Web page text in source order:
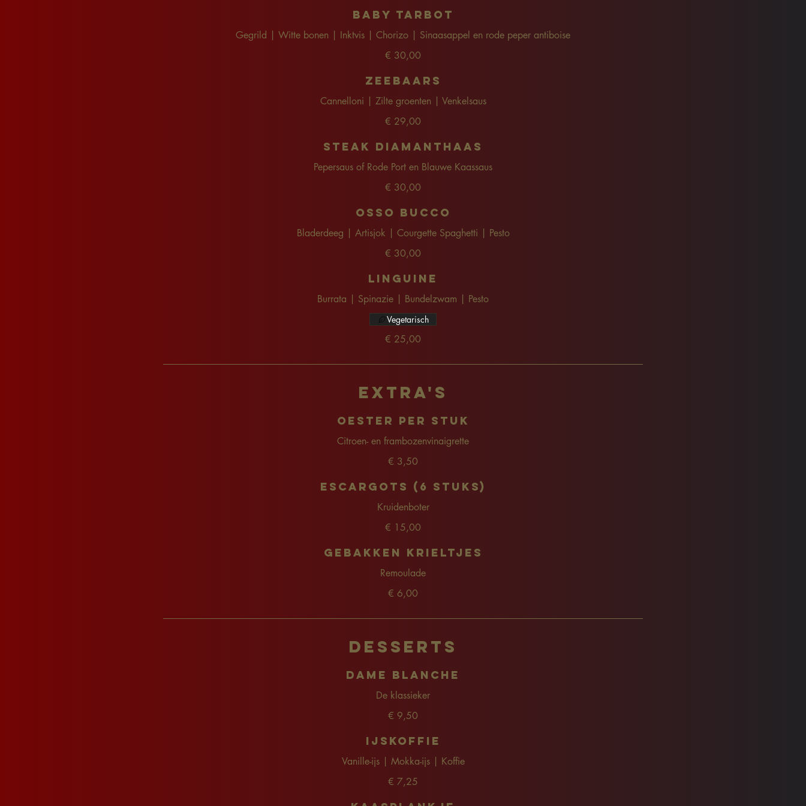
Baby Tarbot
Gegrild | Witte bonen | Inktvis | Chorizo | Sinaasappel en rode peper antiboise
€ 30,00
Zeebaars
Cannelloni | Zilte groenten | Venkelsaus
€ 29,00
Steak diamanthaas
Pepersaus of Rode Port en Blauwe Kaassaus
€ 30,00
Osso Bucco
Bladerdeeg | Artisjok | Courgette Spaghetti | Pesto
€ 30,00
Linguine
Burrata | Spinazie | Bundelzwam | Pesto
€ 25,00
Vegetarisch
Extra's
Oester per stuk
Citroen- en frambozenvinaigrette
€ 3,50
Escargots (6 stuks)
Kruidenboter
€ 15,00
Gebakken krieltjes
Remoulade
€ 6,00
Desserts
Dame Blanche
De klassieker
€ 9,50
Ijskoffie
Vanille-ijs | Mokka-ijs | Koffie
€ 7,25